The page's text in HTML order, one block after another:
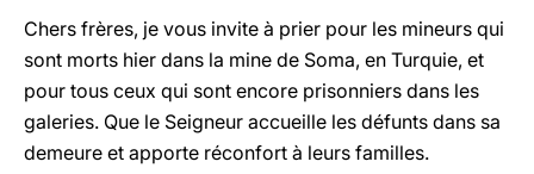
Chers frères, je vous invite à prier pour les mineurs qui
sont morts hier dans la mine de Soma, en Turquie, et
pour tous ceux qui sont encore prisonniers dans les
galeries. Que le Seigneur accueille les défunts dans sa
demeure et apporte réconfort à leurs familles.